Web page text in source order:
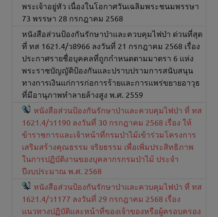
พระเจ้าอยู่หัว เนื่องในโอกาศวันเฉลิมพระชนมพรรษา
73 พรรษา 28 กรกฎาคม 2568
หนังสือส่วนป้องกันรักษาป่าและควบคุมไฟป่า ด่วนที่สุด
ที่ ทส 1621.4/ว8966 ลงวันที่ 21 กรกฎาคม 2568 เรื่อง
ประกาศรายชื่อบุคคลที่ถูกกำหนดตามมาตรา 6 แห่ง
พระราชบัญญัติป้องกันและปราบปรามการสนับสนุน
ทางการเงินแก่การก่อการร้ายและการแพร่ขยายอาวุธ
ที่มีอานุภาพทำลายล้างสูง พ.ศ. 2559
หนังสือส่วนป้องกันรักษาป่าและควบคุมไฟป่า ที่ ทส
1621.4/ว1190 ลงวันที่ 30 กรกฎาคม 2568 เรื่อง ให้
ข้าราชการและเจ้าหน้าที่กรมป่าไม้เข้าร่วมโครงการ
เสริมสร้างคุณธรรม จริยธรรม เพื่อเพิ่มประสิทธิภาพ
ในการปฏิบัติงานของบุคลากรกรมป่าไม้ ประจำ
ปีงบประมาณ พ.ศ. 2568
หนังสือส่วนป้องกันรักษาป่าและควบคุมไฟป่า ที่ ทส
1621.4/ว1177 ลงวันที่ 29 กรกฎาคม 2568 เรื่อง
แนวทางปฏิบัติและหน้าที่ของเจ้าของหรือผู้ครอบครอง